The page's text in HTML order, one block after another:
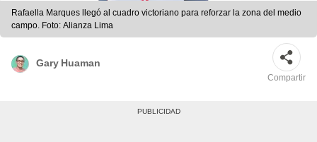
Rafaella Marques llegó al cuadro victoriano para reforzar la zona del medio
campo. Foto: Alianza Lima
Gary Huaman
Compartir